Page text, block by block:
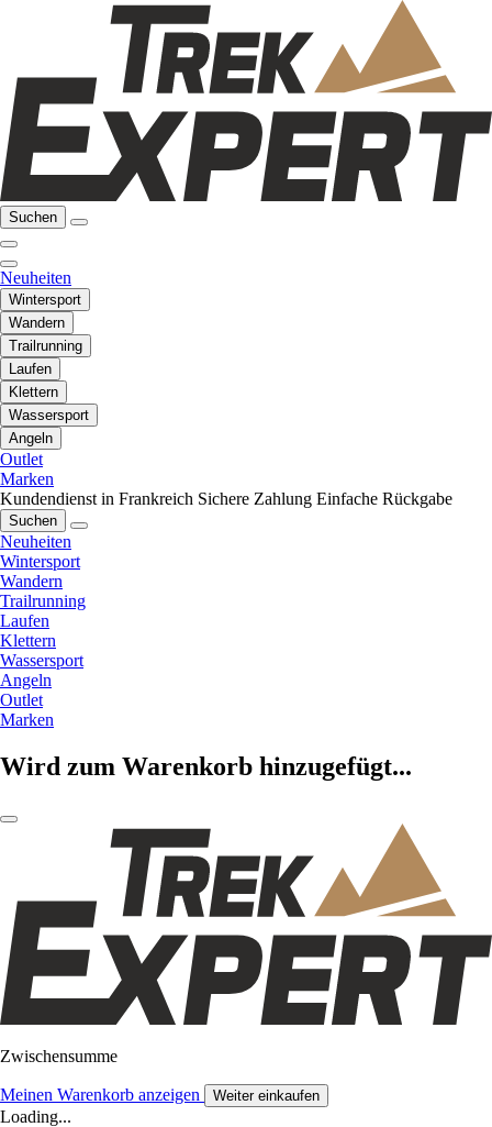
Suchen
Neuheiten
Wintersport
Wandern
Trailrunning
Laufen
Klettern
Wassersport
Angeln
Outlet
Marken
Kundendienst in Frankreich Sichere Zahlung Einfache Rückgabe
Suchen
Neuheiten
Wintersport
Wandern
Trailrunning
Laufen
Klettern
Wassersport
Angeln
Outlet
Marken
Wird zum Warenkorb hinzugefügt...
Zwischensumme
Meinen Warenkorb anzeigen Weiter einkaufen
Loading...